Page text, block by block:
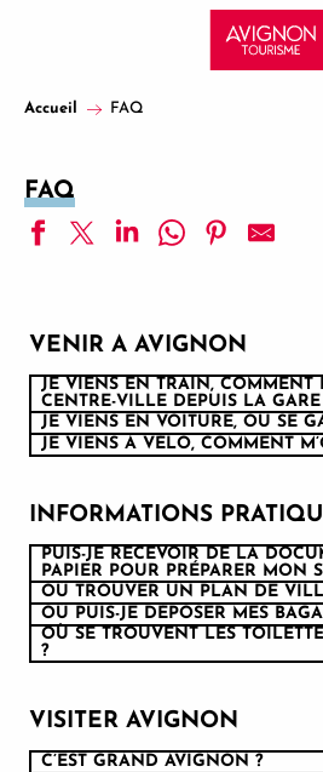
principal
Accueil FAQ
FAQ
VENIR A AVIGNON
JE VIENS EN TRAIN, COMMENT
CENTRE-VILLE DEPUIS LA
JE VIENS EN VOITURE, OÙ SE
JE VIENS À VÉLO, COMMENT
INFORMATIONS
PUIS-JE RECEVOIR DE LA
PAPIER POUR PRÉPARER MON
OÙ TROUVER UN PLAN DE
OÙ PUIS-JE DÉPOSER MES
OÙ SE TROUVENT LES
?
VISITER AVIGNON
C’EST GRAND AVIGNON ?